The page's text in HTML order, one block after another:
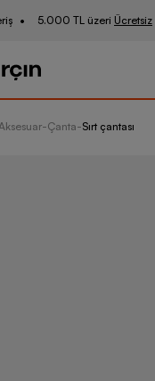
5.000 TL üzeri Ücretsiz
-Çanta-Sırt çantası